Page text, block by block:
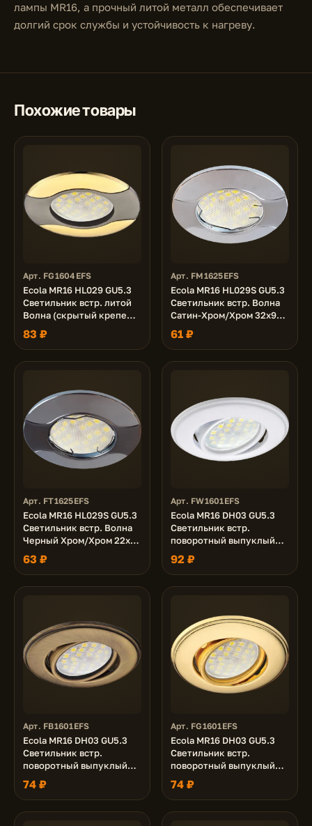
лампы MR16, а прочный литой металл обеспечивает
долгий срок службы и устойчивость к нагреву.
Похожие товары
Арт. FG1604EFS
Ecola MR16 HL029 GU5.3
Светильник встр. литой
Волна (скрытый крепеж
лампы) Черный Хром/
Золото 22x82 (кd74)
83 ₽
Арт. FM1625EFS
Ecola MR16 HL029S GU5.3
Светильник встр. Волна
Сатин-Хром/Хром 32x90
(кd74)
61 ₽
Арт. FT1625EFS
Ecola MR16 HL029S GU5.3
Светильник встр. Волна
Черный Хром/Хром 22x82
(кd74)
63 ₽
Арт. FW1601EFS
Ecola MR16 DH03 GU5.3
Светильник встр.
поворотный выпуклый
(скрытый крепеж лампы)
Белый 25x88 (кd74)
92 ₽
Арт. FB1601EFS
Ecola MR16 DH03 GU5.3
Светильник встр.
поворотный выпуклый
(скрытый крепеж лампы)
Бронза 25x88 (кd74)
74 ₽
Арт. FG1601EFS
Ecola MR16 DH03 GU5.3
Светильник встр.
поворотный выпуклый
(скрытый крепеж лампы)
Золото 25x88 (кd74)
74 ₽